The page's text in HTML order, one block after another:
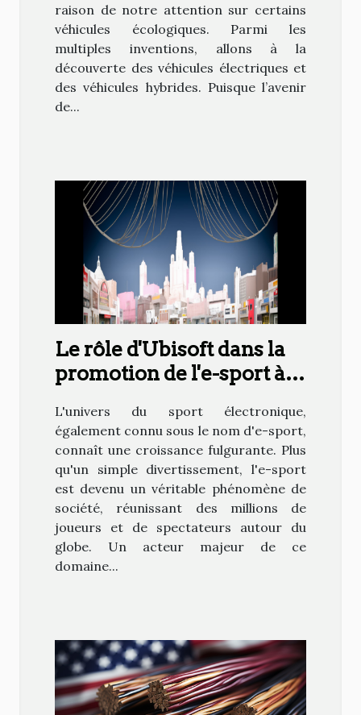
raison de notre attention sur certains
véhicules écologiques. Parmi les
multiples inventions, allons à la
découverte des véhicules électriques et
des véhicules hybrides. Puisque l’avenir
de...
Le rôle d'Ubisoft dans la
promotion de l'e-sport à
Trackmania"
L'univers du sport électronique,
également connu sous le nom d'e-sport,
connaît une croissance fulgurante. Plus
qu'un simple divertissement, l'e-sport
est devenu un véritable phénomène de
société, réunissant des millions de
joueurs et de spectateurs autour du
globe. Un acteur majeur de ce
domaine...